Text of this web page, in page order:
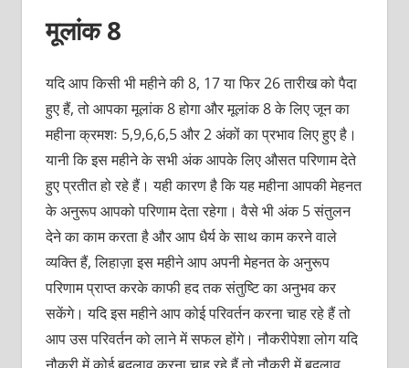
मूलांक 8
यदि आप किसी भी महीने की 8, 17 या फिर 26 तारीख को पैदा
हुए हैं, तो आपका मूलांक 8 होगा और मूलांक 8 के लिए जून का
महीना क्रमशः 5,9,6,6,5 और 2 अंकों का प्रभाव लिए हुए है।
यानी कि इस महीने के सभी अंक आपके लिए औसत परिणाम देते
हुए प्रतीत हो रहे हैं। यही कारण है कि यह महीना आपकी मेहनत
के अनुरूप आपको परिणाम देता रहेगा। वैसे भी अंक 5 संतुलन
देने का काम करता है और आप धैर्य के साथ काम करने वाले
व्यक्ति हैं, लिहाज़ा इस महीने आप अपनी मेहनत के अनुरूप
परिणाम प्राप्त करके काफी हद तक संतुष्टि का अनुभव कर
सकेंगे। यदि इस महीने आप कोई परिवर्तन करना चाह रहे हैं तो
आप उस परिवर्तन को लाने में सफल होंगे। नौकरीपेशा लोग यदि